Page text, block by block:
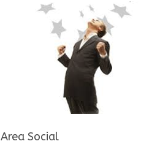
Area Social